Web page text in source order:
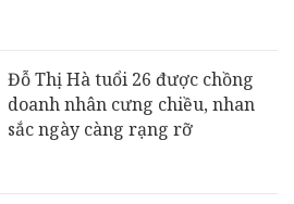
Đỗ Thị Hà tuổi 26 được chồng
doanh nhân cưng chiều, nhan
sắc ngày càng rạng rỡ